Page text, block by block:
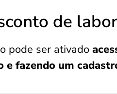
de
pode ser ativado
fazendo um